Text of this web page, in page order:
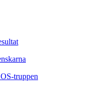
truppen